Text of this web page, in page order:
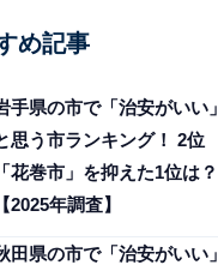
め記事
手県の市で「治安がいい」
思う市ランキング！ 2位
「花巻市」を抑えた1位は？
【2025年調査】
田県の市で「治安がいい」